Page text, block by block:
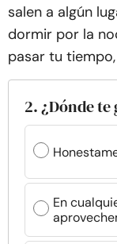
salen a algún
dormir por la
pasar tu tiempo,
2. ¿Dónde
En